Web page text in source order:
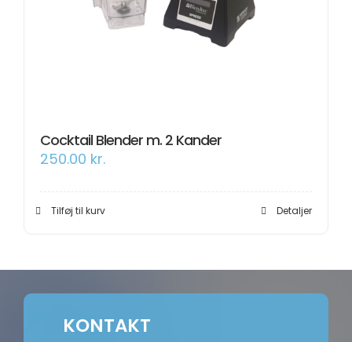
Cocktail Blender m. 2 Kander
250.00 kr.
Tilføj til kurv Detaljer
KONTAKT